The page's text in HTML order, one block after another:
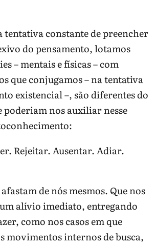
tentativa constante de preencher
do pensamento, lotamos
– mentais e físicas – com
que conjugamos – na tentativa
existencial –, são diferentes do
poderiam nos auxiliar nesse
Rejeitar. Ausentar. Adiar.
de nós mesmos. Que nos
alívio imediato, entregando
como nos casos em que
movimentos internos de busca,